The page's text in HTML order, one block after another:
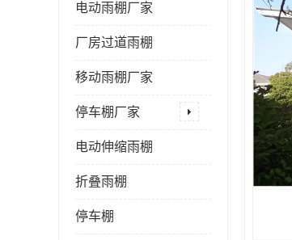
电动雨棚厂家
厂房过道雨棚
移动雨棚厂家
停车棚厂家
电动伸缩雨棚
折叠雨棚
停车棚